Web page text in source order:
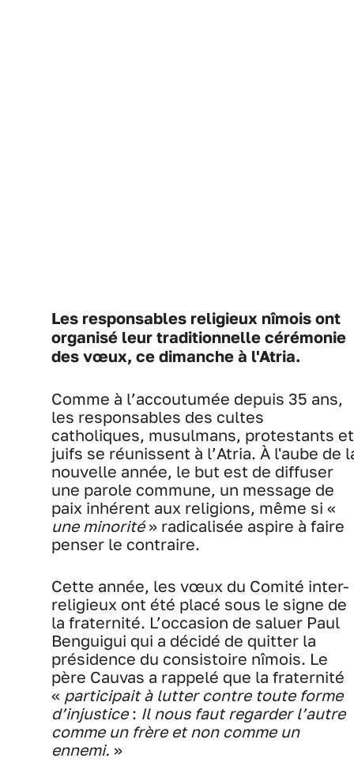
Les responsables religieux nîmois ont
organisé leur traditionnelle cérémonie
des vœux, ce dimanche à l'Atria.
Comme à l’accoutumée depuis 35 ans,
les responsables des cultes
catholiques, musulmans, protestants et
juifs se réunissent à l’Atria. À l'aube de
nouvelle année, le but est de diffuser
une parole commune, un message de
paix inhérent aux religions, même si «
une minorité» radicalisée aspire à faire
penser le contraire.
Cette année, les vœux du Comité inter-
religieux ont été placé sous le signe de
la fraternité. L’occasion de saluer Paul
Benguigui qui a décidé de quitter la
présidence du consistoire nîmois. Le
père Cauvas a rappelé que la fraternité
« participait à lutter contre toute forme
d’injustice: Il nous faut regarder l’autre
comme un frère et non comme un
ennemi. »